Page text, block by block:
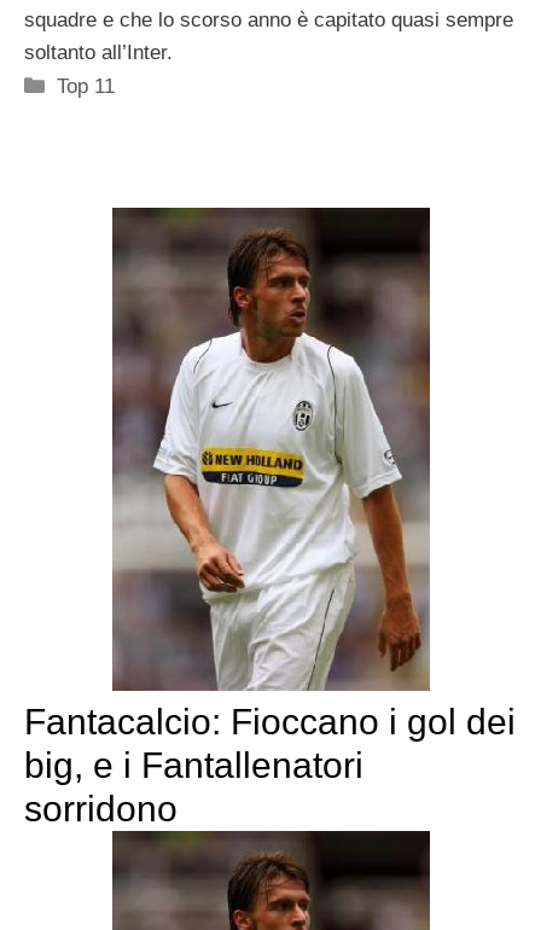
squadre e che lo scorso anno è capitato quasi sempre
soltanto all’Inter.
Categorie
Top 11
Fantacalcio: Fioccano i gol dei
big, e i Fantallenatori
sorridono